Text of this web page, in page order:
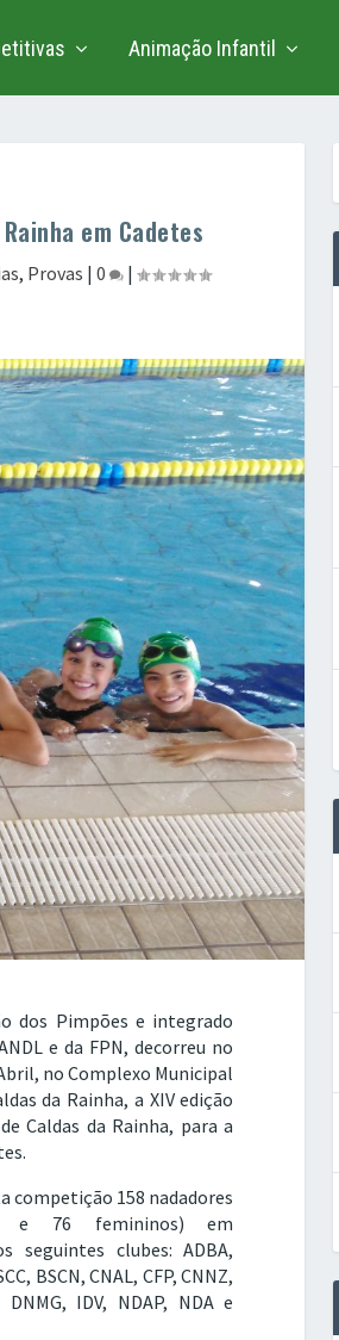
Animação Infantil
em Cadetes
, Provas |0 |
dos Pimpões e integrado
e da FPN, decorreu no
no Complexo Municipal
da Rainha, a XIV edição
Caldas da Rainha, para a
competição 158 nadadores
e 76 femininos) em
seguintes clubes: ADBA,
BSCN, CNAL, CFP, CNNZ,
DNMG, IDV, NDAP, NDA e